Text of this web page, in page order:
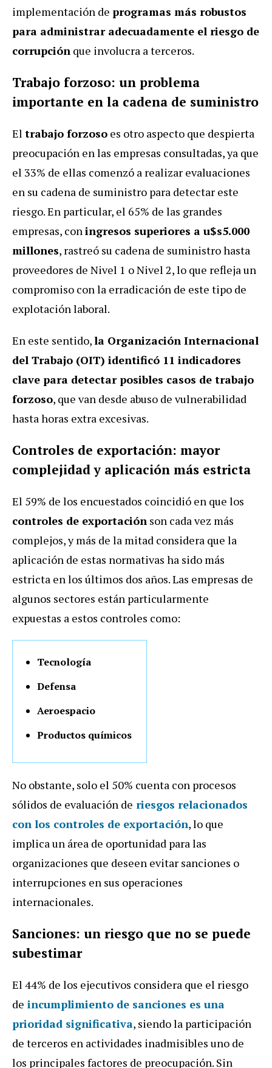
implementación de programas más robustos
para administrar adecuadamente el riesgo de
corrupción que involucra a terceros.
Trabajo forzoso: un problema
importante en la cadena de suministro
El trabajo forzoso es otro aspecto que despierta
preocupación en las empresas consultadas, ya que
el 33% de ellas comenzó a realizar evaluaciones
en su cadena de suministro para detectar este
riesgo. En particular, el 65% de las grandes
empresas, coningresos superiores a u$s5.000
millones, rastreó su cadena de suministro hasta
proveedores de Nivel 1 o Nivel 2, lo que refleja un
compromiso con la erradicación de este tipo de
explotación laboral.
En este sentido,la Organización Internacional
del Trabajo (OIT) identificó 11 indicadores
clave para detectar posibles casos de trabajo
forzoso, que van desde abuso de vulnerabilidad
hasta horas extra excesivas.
Controles de exportación: mayor
complejidad y aplicación más estricta
El 59% de los encuestados coincidió en que los
controles de exportación son cada vez más
complejos, y más de la mitad considera que la
aplicación de estas normativas ha sido más
estricta en los últimos dos años. Las empresas de
algunos sectores están particularmente
expuestas a estos controles como:
Tecnología
Defensa
Aeroespacio
Productos químicos
No obstante, solo el 50% cuenta con procesos
sólidos de evaluación de riesgos relacionados
con los controles de exportación, lo que
implica un área de oportunidad para las
organizaciones que deseen evitar sanciones o
interrupciones en sus operaciones
internacionales.
Sanciones: un riesgo que no se puede
subestimar
El 44% de los ejecutivos considera que el riesgo
de incumplimiento de sanciones es una
prioridad significativa, siendo la participación
de terceros en actividades inadmisibles uno de
los principales factores de preocupación. Sin